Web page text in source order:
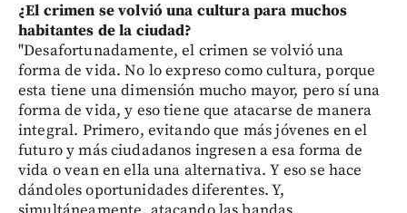
¿El crimen se volvió una cultura para muchos
habitantes de la ciudad?
"Desafortunadamente, el crimen se volvió una
forma de vida. No lo expreso como cultura, porque
esta tiene una dimensión mucho mayor, pero sí una
forma de vida, y eso tiene que atacarse de manera
integral. Primero, evitando que más jóvenes en el
futuro y más ciudadanos ingresen a esa forma de
vida o vean en ella una alternativa. Y eso se hace
dándoles oportunidades diferentes. Y,